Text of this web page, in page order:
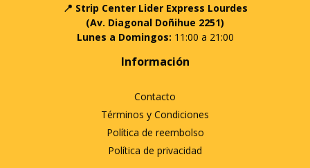
📍 Strip Center Lider Express Lourdes
(Av. Diagonal Doñihue 2251)
Lunes a Domingos: 11:00 a 21:00
Información
Contacto
Términos y Condiciones
Política de reembolso
Política de privacidad